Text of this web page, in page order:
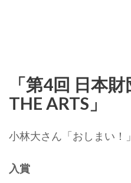
「第4回 日本
THE ARTS」
小林大さん「おしまい！」
入賞